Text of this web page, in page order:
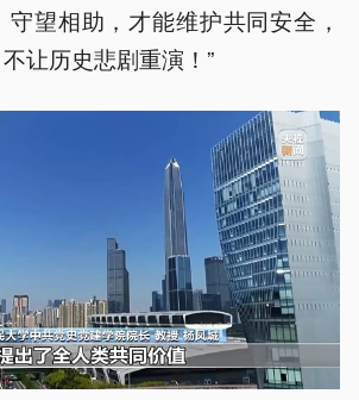
望相助，才能维护共同安全，
让历史悲剧重演！”